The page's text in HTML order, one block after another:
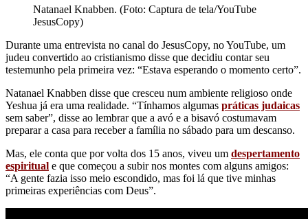
Natanael Knabben. (Foto: Captura de tela/YouTube
JesusCopy)
Durante uma entrevista no canal do JesusCopy, no YouTube, um
judeu convertido ao cristianismo disse que decidiu contar seu
testemunho pela primeira vez: “Estava esperando o momento certo”.
Natanael Knabben disse que cresceu num ambiente religioso onde
Yeshua já era uma realidade. “Tínhamos algumas práticas judaicas
sem saber”, disse ao lembrar que a avó e a bisavó costumavam
preparar a casa para receber a família no sábado para um descanso.
Mas, ele conta que por volta dos 15 anos, viveu um despertamento
espiritual e que começou a subir nos montes com alguns amigos:
“A gente fazia isso meio escondido, mas foi lá que tive minhas
primeiras experiências com Deus”.